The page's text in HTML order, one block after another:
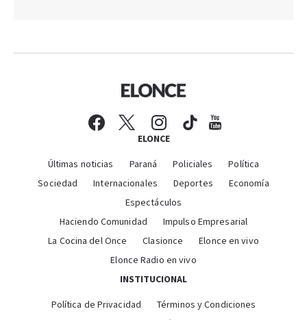
ELONCE
Últimas noticias Paraná Policiales
Política
Sociedad
Internacionales Deportes
Economía
Espectáculos
Haciendo Comunidad
Impulso Empresarial
La Cocina del Once
Clasionce
Elonce en vivo
Elonce Radio en vivo
INSTITUCIONAL
Política de Privacidad
Términos y Condiciones